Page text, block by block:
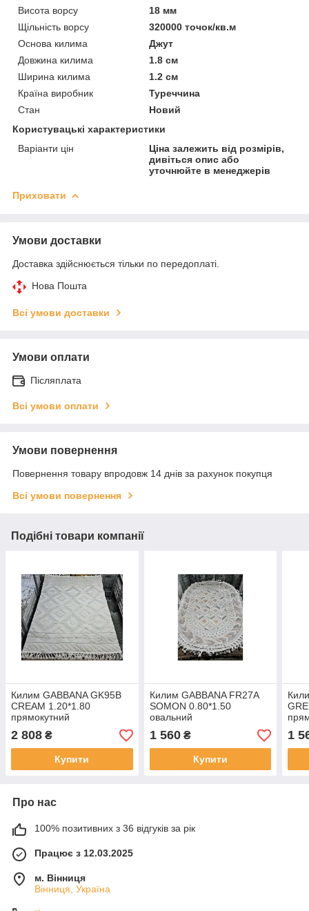
Висота ворсу
18 мм
Щільність ворсу
320000 точок/кв.м
Основа килима
Джут
Довжина килима
1.8 см
Ширина килима
1.2 см
Країна виробник
Туреччина
Стан
Новий
Користувацькі характеристики
Варіанти цін
Ціна залежить від розмірів,
дивіться опис або
уточнюйте в менеджерів
Приховати
Умови доставки
Доставка здійснюється тільки по передоплаті.
Нова Пошта
Всі умови доставки
Умови оплати
Післяплата
Всі умови оплати
Умови повернення
Повернення товару впродовж 14 днів за рахунок покупця
Всі умови повернення
Подібні товари компанії
Килим GABBANA GK95B
CREAM 1.20*1.80
прямокутний
2 808 ₴
Купити
Килим GABBANA FR27A
SOMON 0.80*1.50
овальний
1 560₴
Купити
1
Про нас
100% позитивних з 36 відгуків за рік
Працює з 12.03.2025
м. Вінниця
Вінниця, Україна